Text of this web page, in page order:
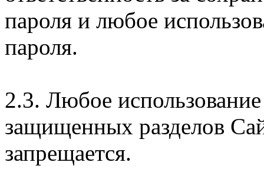
пароля и любое
пароля.
2.3. Любое
защищенных разделов
запрещается.